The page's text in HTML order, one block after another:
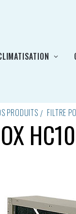
PRODUITS FILTRE
HC10